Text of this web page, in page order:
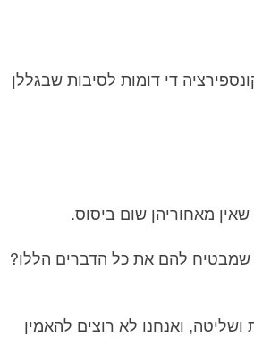
די דומות לסיבות שבגללן
שאין מאחוריהן שום ביסוס.
להם את כל הדברים הללו?
ושליטה, ואנחנו לא רוצים להאמין